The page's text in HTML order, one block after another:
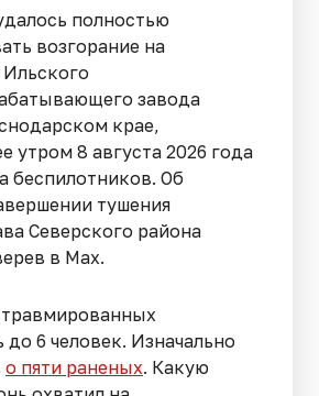
полностью
возгорание на
завода
крае,
утром 8 августа 2026 года
беспилотников. Об
тушения
Северского района
в Max.
до 6 человек. Изначально
о пяти раненых. Какую